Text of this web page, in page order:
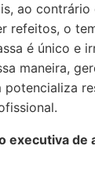
ao contrário
refeitos, o
é único e
maneira,
executiva de